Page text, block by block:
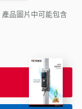
品圖片中可能包含